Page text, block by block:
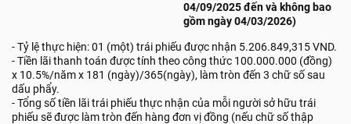
04/09/2025 đến và không bao
gồm ngày 04/03/2026)
- Tỷ lệ thực hiện: 01 (một) trái phiếu được nhận 5.206.849,315 VND.
- Tiền lãi thanh toán được tính theo công thức 100.000.000 (đồng)
x 10.5%/năm x 181 (ngày)/365(ngày), làm tròn đến 3 chữ số sau
dấu phẩy.
- Tổng số tiền lãi trái phiếu thực nhận của mỗi người sở hữu trái
phiếu sẽ được làm tròn đến hàng đơn vị đồng (nếu chữ số thập